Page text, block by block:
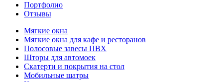
Портфолио
Отзывы
Мягкие окна
Мягкие окна для кафе и ресторанов
Полосовые завесы ПВХ
Шторы для автомоек
Скатерти и покрытия на стол
Мобильные шатры